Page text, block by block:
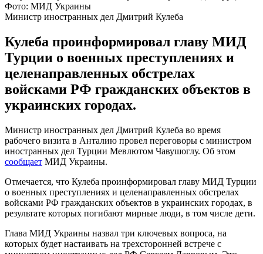
Фото: МИД Украины
Министр иностранных дел Дмитрий Кулеба
Кулеба проинформировал главу МИД
Турции о военных преступлениях и
целенаправленных обстрелах
войсками РФ гражданских объектов в
украинских городах.
Министр иностранных дел Дмитрий Кулеба во время
рабочего визита в Анталию провел переговоры с министром
иностранных дел Турции Мевлютом Чавушоглу. Об этом
сообщает МИД Украины.
Отмечается, что Кулеба проинформировал главу МИД Турции
о военных преступлениях и целенаправленных обстрелах
войсками РФ гражданских объектов в украинских городах, в
результате которых погибают мирные люди, в том числе дети.
Глава МИД Украины назвал три ключевых вопроса, на
которых будет настаивать на трехсторонней встрече с